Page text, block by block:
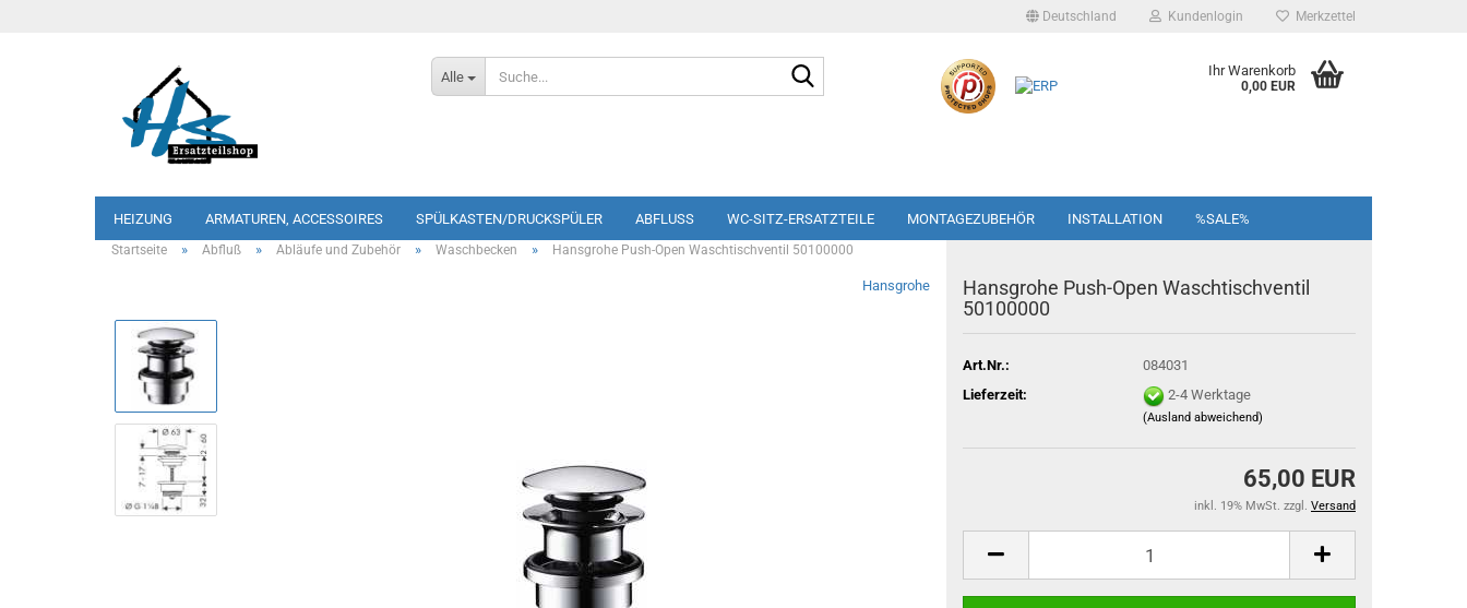
Deutschland Kundenlogin Merkzettel
Alle Ihr Warenkorb
0,00 EUR
HEIZUNG ARMATUREN, ACCESSOIRES SPÜLKASTEN/DRUCKSPÜLER ABFLUSS WC-SITZ-ERSATZTEILE MONTAGEZUBEHÖR INSTALLATION %SALE%
Startseite » Abfluß » Abläufe und Zubehör » Waschbecken » Hansgrohe Push-Open Waschtischventil 50100000
Hansgrohe
Hansgrohe Push-Open Waschtischventil
50100000
Art.Nr.:
084031
Lieferzeit:
2-4 Werktage
(Ausland abweichend)
65,00 EUR
inkl. 19% MwSt. zzgl. Versand